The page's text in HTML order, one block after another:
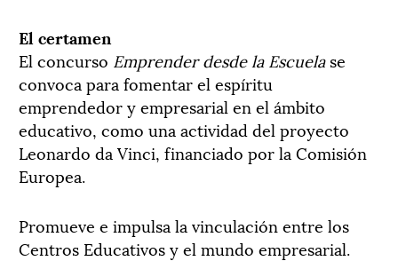
El certamen
El concurso Emprender desde la Escuelase
convoca para fomentar el espíritu
emprendedor y empresarial en el ámbito
educativo, como una actividad del proyecto
Leonardo da Vinci, financiado por la Comisión
Europea.
Promueve e impulsa la vinculación entre los
Centros Educativos y el mundo empresarial.